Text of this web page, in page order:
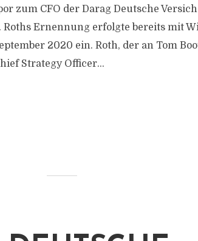
zum CFO der Darag Deutsche
Ernennung erfolgte bereits mit
2020 ein. Roth, der an Tom
Strategy Officer...